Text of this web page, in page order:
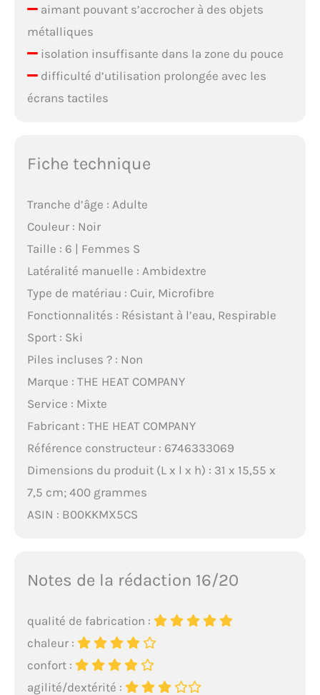
aimant pouvant s’accrocher à des objets
métalliques
isolation insuffisante dans la zone du pouce
difficulté d’utilisation prolongée avec les
écrans tactiles
Fiche technique
Tranche d’âge : Adulte
Couleur : Noir
Taille : 6 | Femmes S
Latéralité manuelle : Ambidextre
Type de matériau : Cuir, Microfibre
Fonctionnalités : Résistant à l’eau, Respirable
Sport : Ski
Piles incluses ? : Non
Marque : THE HEAT COMPANY
Service : Mixte
Fabricant : THE HEAT COMPANY
Référence constructeur : 6746333069
Dimensions du produit (L x l x h) : 31 x 15,55 x
7,5 cm; 400 grammes
ASIN : B00KKMX5CS
Notes de la rédaction 16/20
qualité de fabrication :
chaleur :
confort :
agilité/dextérité :